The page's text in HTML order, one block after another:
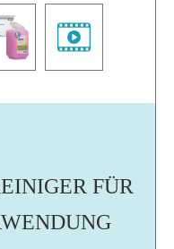
FÜR